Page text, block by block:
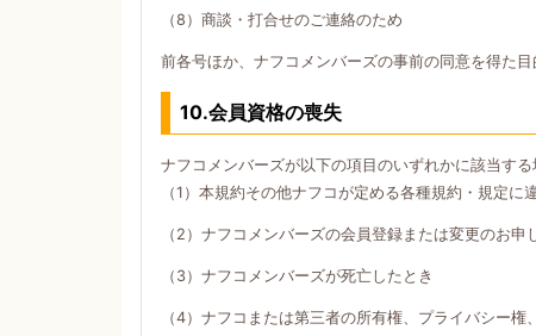
（8）商談・打合せのご連絡のため
前各号ほか、ナフコメンバーズの事前の同意を得た目
10.会員資格の喪失
ナフコメンバーズが以下の項目のいずれかに該当す
（1）本規約その他ナフコが定める各種規約・規定に
（2）ナフコメンバーズの会員登録または変更のお
（3）ナフコメンバーズが死亡したとき
（4）ナフコまたは第三者の所有権、プライバシー